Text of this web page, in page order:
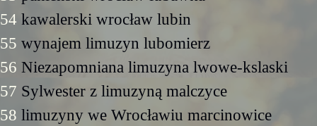
54 kawalerski wrocław lubin
55 wynajem limuzyn lubomierz
56 Niezapomniana limuzyna lwowe-kslaski
57 Sylwester z limuzyną malczyce
58 limuzyny we Wrocławiu marcinowice